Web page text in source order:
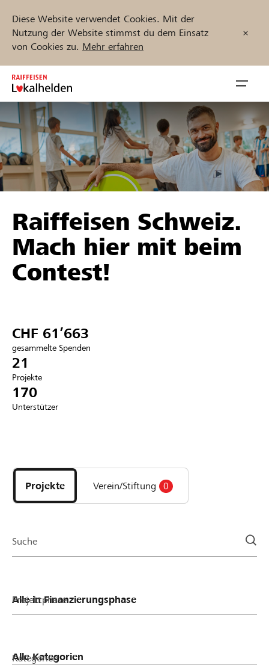
Diese Website verwendet Cookies. Mit der
Nutzung der Website stimmst du dem Einsatz
von Cookies zu. Mehr erfahren
Zum
Inhalt
springen
öffnen
Unterstützen
Hilfe & Support
Anmelden
Registrieren
Projekte und Organisationen finden
Jetzt starten
Raiffeisen Schweiz.
Mach hier mit beim
Contest!
CHF 61’663
gesammelte Spenden
21
Projekte
170
Unterstützer
Projekte
und
Organisationen
Projekte Verein/Stiftung 0
Suche
Projektphase
Kategorien